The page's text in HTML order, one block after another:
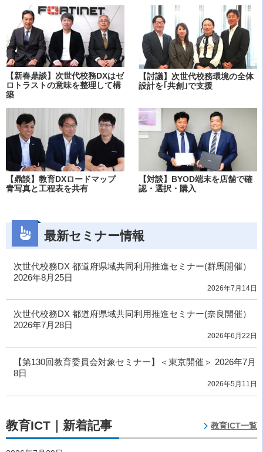
【新春鼎談】次世代校務DXはゼ
ロトラストの意味を整理して構
築
【討議】次世代校務環境の全体
設計を｢共創｣で支援
【鼎談】教育DXロードマップ
青写真と工程表を共有
【対談】BYOD端末を店舗で確
認・選択・購入
最新セミナー情報
次世代校務DX 都道府県域共同利用推進セミナー(群馬開催）
2026年8月25日
2026年7月14日
次世代校務DX 都道府県域共同利用推進セミナー(奈良開催）
2026年7月28日
2026年6月22日
【第130回教育委員会対象セミナー】＜東京開催＞ 2026年7月
8日
2026年5月11日
教育ICT｜新着記事 教育ICT一覧